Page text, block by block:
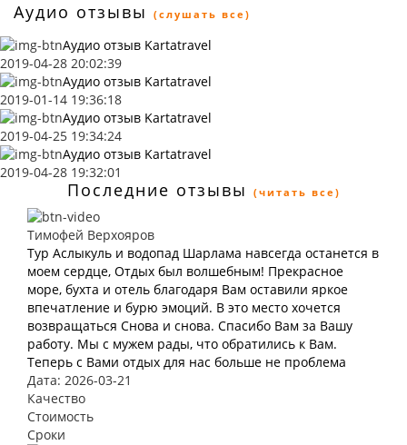
Аудио отзывы (слушать все)
Аудио отзыв Kartatravel
2019-04-28 20:02:39
Аудио отзыв Kartatravel
2019-01-14 19:36:18
Аудио отзыв Kartatravel
2019-04-25 19:34:24
Аудио отзыв Kartatravel
2019-04-28 19:32:01
Последние отзывы (читать все)
Тимофей Верхояров
Тур Аслыкуль и водопад Шарлама навсегда останется в
моем сердце, Отдых был волшебным! Прекрасное
море, бухта и отель благодаря Вам оставили яркое
впечатление и бурю эмоций. В это место хочется
возвращаться Снова и снова. Спасибо Вам за Вашу
работу. Мы с мужем рады, что обратились к Вам.
Теперь с Вами отдых для нас больше не проблема
Дата: 2026-03-21
Качество
Стоимость
Сроки